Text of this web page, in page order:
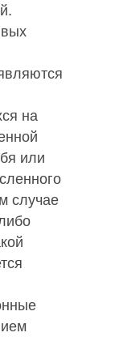
на
или
случае